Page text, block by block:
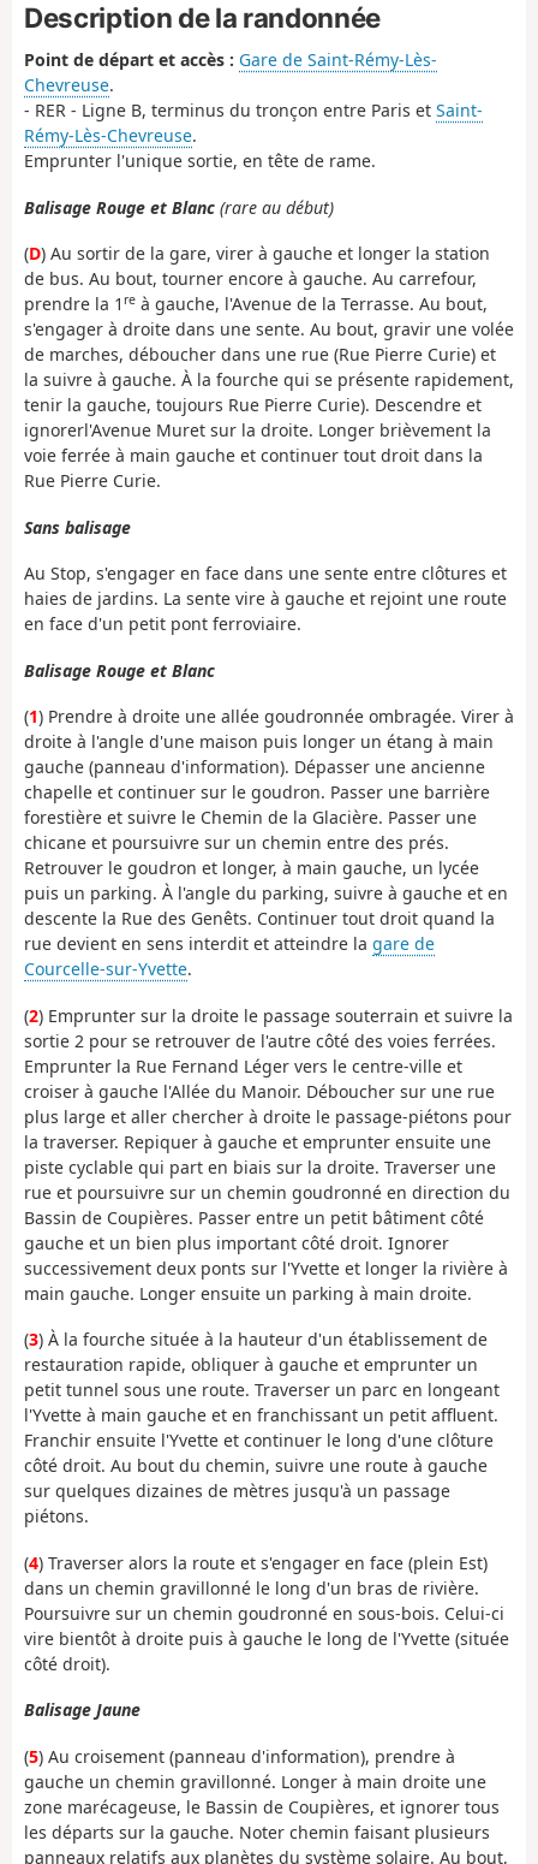
Description de la randonnée
Point de départ et accès : Gare de Saint-Rémy-Lès-
Chevreuse.
- RER - Ligne B, terminus du tronçon entre Paris et Saint-
Rémy-Lès-Chevreuse.
Emprunter l'unique sortie, en tête de rame.
Balisage Rouge et Blanc (rare au début)
(D) Au sortir de la gare, virer à gauche et longer la station
de bus. Au bout, tourner encore à gauche. Au carrefour,
prendre la 1 re à gauche, l'Avenue de la Terrasse. Au bout,
s'engager à droite dans une sente. Au bout, gravir une volée
de marches, déboucher dans une rue (Rue Pierre Curie) et
la suivre à gauche. À la fourche qui se présente rapidement,
tenir la gauche, toujours Rue Pierre Curie). Descendre et
ignorerl'Avenue Muret sur la droite. Longer brièvement la
voie ferrée à main gauche et continuer tout droit dans la
Rue Pierre Curie.
Sans balisage
Au Stop, s'engager en face dans une sente entre clôtures et
haies de jardins. La sente vire à gauche et rejoint une route
en face d'un petit pont ferroviaire.
Balisage Rouge et Blanc
(1) Prendre à droite une allée goudronnée ombragée. Virer à
droite à l'angle d'une maison puis longer un étang à main
gauche (panneau d'information). Dépasser une ancienne
chapelle et continuer sur le goudron. Passer une barrière
forestière et suivre le Chemin de la Glacière. Passer une
chicane et poursuivre sur un chemin entre des prés.
Retrouver le goudron et longer, à main gauche, un lycée
puis un parking. À l'angle du parking, suivre à gauche et en
descente la Rue des Genêts. Continuer tout droit quand la
rue devient en sens interdit et atteindre la gare de
Courcelle-sur-Yvette.
(2) Emprunter sur la droite le passage souterrain et suivre la
sortie 2 pour se retrouver de l'autre côté des voies ferrées.
Emprunter la Rue Fernand Léger vers le centre-ville et
croiser à gauche l'Allée du Manoir. Déboucher sur une rue
plus large et aller chercher à droite le passage-piétons pour
la traverser. Repiquer à gauche et emprunter ensuite une
piste cyclable qui part en biais sur la droite. Traverser une
rue et poursuivre sur un chemin goudronné en direction du
Bassin de Coupières. Passer entre un petit bâtiment côté
gauche et un bien plus important côté droit. Ignorer
successivement deux ponts sur l'Yvette et longer la rivière à
main gauche. Longer ensuite un parking à main droite.
(3) À la fourche située à la hauteur d'un établissement de
restauration rapide, obliquer à gauche et emprunter un
petit tunnel sous une route. Traverser un parc en longeant
l'Yvette à main gauche et en franchissant un petit affluent.
Franchir ensuite l'Yvette et continuer le long d'une clôture
côté droit. Au bout du chemin, suivre une route à gauche
sur quelques dizaines de mètres jusqu'à un passage
piétons.
(4) Traverser alors la route et s'engager en face (plein Est)
dans un chemin gravillonné le long d'un bras de rivière.
Poursuivre sur un chemin goudronné en sous-bois. Celui-ci
vire bientôt à droite puis à gauche le long de l'Yvette (située
côté droit).
Balisage Jaune
(5) Au croisement (panneau d'information), prendre à
gauche un chemin gravillonné. Longer à main droite une
zone marécageuse, le Bassin de Coupières, et ignorer tous
les départs sur la gauche. Noter chemin faisant plusieurs
panneaux relatifs aux planètes du système solaire. Au bout,